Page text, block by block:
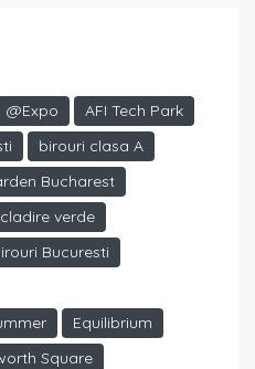
@Expo
AFI Tech Park
birouri clasa A
Bucharest
cladire verde
Bucuresti
Equilibrium
Square